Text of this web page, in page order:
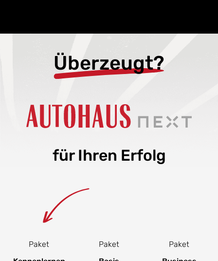
Überzeugt?
für Ihren Erfolg
Paket
Paket
Paket